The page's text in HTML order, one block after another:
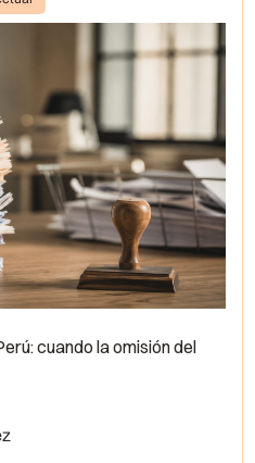
cuando la omisión del